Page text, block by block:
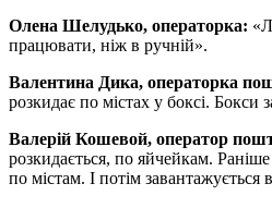
Олена Шелудько, операторка:
працювати, ніж в ручній».
Валентина Дика, операторка
розкидає по містах у боксі. Бокси
Валерій Кошевой, оператор
розкидається, по яйчейкам.
по містам. І потім завантажується